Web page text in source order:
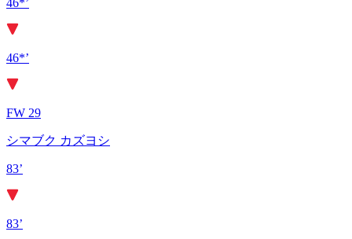
46*’
FW 29
シマブク カズヨシ
83’
83’